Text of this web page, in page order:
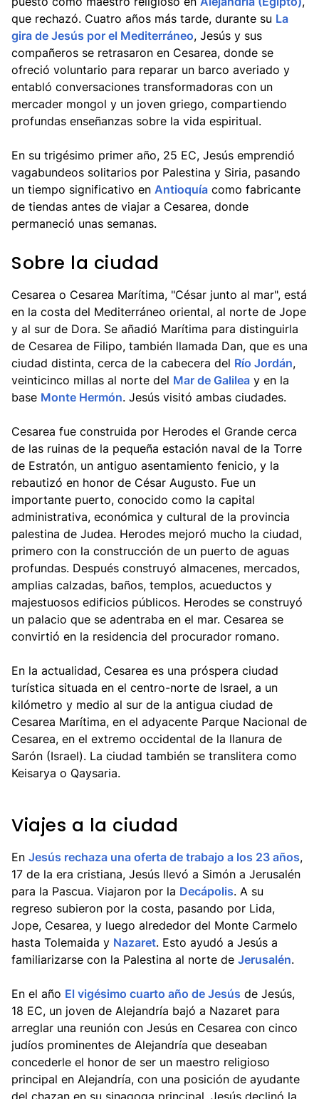
que rechazó. Cuatro años más tarde, durante su La
gira de Jesús por el Mediterráneo, Jesús y sus
compañeros se retrasaron en Cesarea, donde se
ofreció voluntario para reparar un barco averiado y
entabló conversaciones transformadoras con un
mercader mongol y un joven griego, compartiendo
profundas enseñanzas sobre la vida espiritual.
En su trigésimo primer año, 25 EC, Jesús emprendió
vagabundeos solitarios por Palestina y Siria, pasando
un tiempo significativo en Antioquía como fabricante
de tiendas antes de viajar a Cesarea, donde
permaneció unas semanas.
Sobre la ciudad
Cesarea o Cesarea Marítima, "César junto al mar", está
en la costa del Mediterráneo oriental, al norte de Jope
y al sur de Dora. Se añadió Marítima para distinguirla
de Cesarea de Filipo, también llamada Dan, que es una
ciudad distinta, cerca de la cabecera del Río Jordán,
veinticinco millas al norte del Mar de Galilea y en la
base Monte Hermón. Jesús visitó ambas ciudades.
Cesarea fue construida por Herodes el Grande cerca
de las ruinas de la pequeña estación naval de la Torre
de Estratón, un antiguo asentamiento fenicio, y la
rebautizó en honor de César Augusto. Fue un
importante puerto, conocido como la capital
administrativa, económica y cultural de la provincia
palestina de Judea. Herodes mejoró mucho la ciudad,
primero con la construcción de un puerto de aguas
profundas. Después construyó almacenes, mercados,
amplias calzadas, baños, templos, acueductos y
majestuosos edificios públicos. Herodes se construyó
un palacio que se adentraba en el mar. Cesarea se
convirtió en la residencia del procurador romano.
En la actualidad, Cesarea es una próspera ciudad
turística situada en el centro-norte de Israel, a un
kilómetro y medio al sur de la antigua ciudad de
Cesarea Marítima, en el adyacente Parque Nacional de
Cesarea, en el extremo occidental de la llanura de
Sarón (Israel). La ciudad también se translitera como
Keisarya o Qaysaria.
Viajes a la ciudad
En Jesús rechaza una oferta de trabajo a los 23 años,
17 de la era cristiana, Jesús llevó a Simón a Jerusalén
para la Pascua. Viajaron por la Decápolis. A su
regreso subieron por la costa, pasando por Lida,
Jope, Cesarea, y luego alrededor del Monte Carmelo
hasta Tolemaida y Nazaret. Esto ayudó a Jesús a
familiarizarse con la Palestina al norte de Jerusalén.
En el año El vigésimo cuarto año de Jesús de Jesús,
18 EC, un joven de Alejandría bajó a Nazaret para
arreglar una reunión con Jesús en Cesarea con cinco
judíos prominentes de Alejandría que deseaban
concederle el honor de ser un maestro religioso
principal en Alejandría, con una posición de ayudante
del chazan en su sinagoga principal. Jesús declinó la